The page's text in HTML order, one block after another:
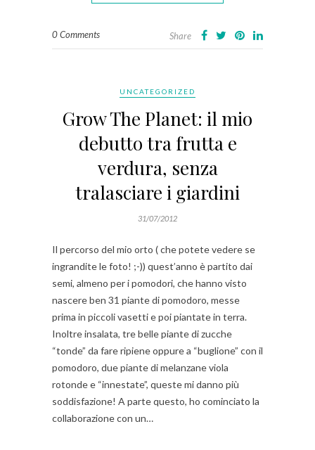
0 Comments Share
UNCATEGORIZED
Grow The Planet: il mio
debutto tra frutta e
verdura, senza
tralasciare i giardini
31/07/2012
Il percorso del mio orto ( che potete vedere se
ingrandite le foto! ;-)) quest’anno è partito dai
semi, almeno per i pomodori, che hanno visto
nascere ben 31 piante di pomodoro, messe
prima in piccoli vasetti e poi piantate in terra.
Inoltre insalata, tre belle piante di zucche
“tonde” da fare ripiene oppure a “buglione” con il
pomodoro, due piante di melanzane viola
rotonde e “innestate”, queste mi danno più
soddisfazione! A parte questo, ho cominciato la
collaborazione con un…